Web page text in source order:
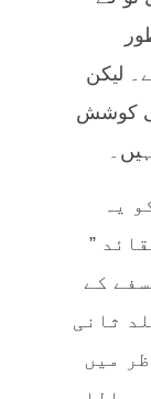
لیکن
کوشش
یہ
”
کے
ثانی
میں